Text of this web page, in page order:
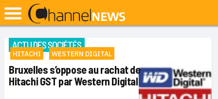
ACTU DES SOCIÉTÉS
HITACHI WESTERN DIGITAL
Bruxelles s’oppose au rachat de
Hitachi GST par Western Digital